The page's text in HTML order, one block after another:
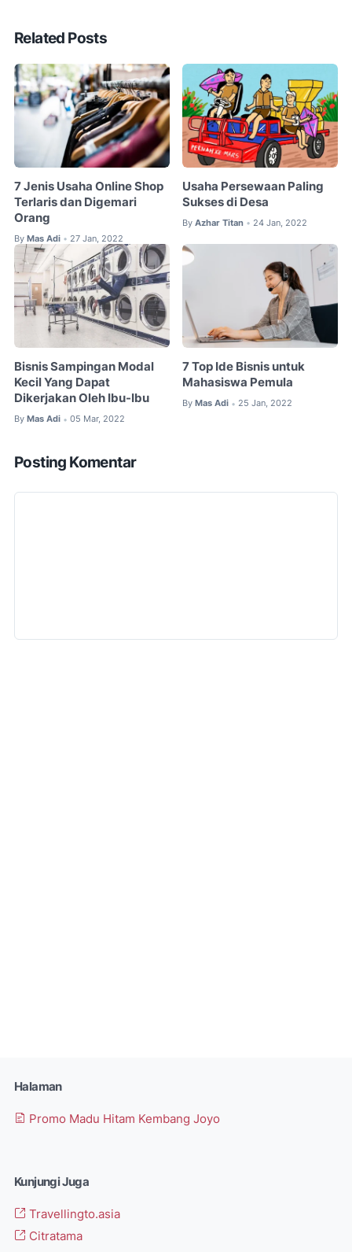
Related Posts
7 Jenis Usaha Online Shop
Terlaris dan Digemari
Orang
By Mas Adi • 27 Jan, 2022
Usaha Persewaan Paling
Sukses di Desa
By Azhar Titan • 24 Jan, 2022
Bisnis Sampingan Modal
Kecil Yang Dapat
Dikerjakan Oleh Ibu-Ibu
By Mas Adi • 05 Mar, 2022
7 Top Ide Bisnis untuk
Mahasiswa Pemula
By Mas Adi • 25 Jan, 2022
Posting Komentar
Halaman
Promo Madu Hitam Kembang Joyo
Kunjungi Juga
Travellingto.asia
Citratama